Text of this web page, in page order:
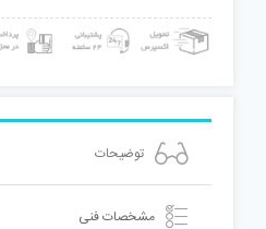
توضیحات
مشخصات فنی